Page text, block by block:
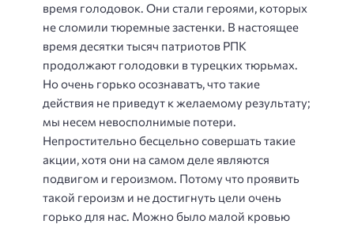
время голодовок. Они стали героями, которых
не сломили тюремные застенки. В настоящее
время десятки тысяч патриотов РПК
продолжают голодовки в турецких тюрьмах.
Но очень горько осознаватъ, что такие
действия не приведут к желаемому результату;
мы несем невосполнимые потери.
Непростительно бесцельно совершать такие
акции, хотя они на самом деле являются
подвигом и героизмом. Потому что проявить
такой героизм и не достигнуть цели очень
горько для нас. Можно было малой кровью